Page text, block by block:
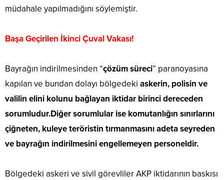
müdahale yapılmadığını söylemiştir.
Başa Geçirilen İkinci Çuval Vakası!
Bayrağın indirilmesinden “çözüm süreci” paranoyasına
kapılan ve bundan dolayı bölgedeki askerin, polisin ve
valilin elini kolunu bağlayan iktidar birinci dereceden
sorumludur.Diğer sorumlular ise komutanlığın sınırlarını
çiğneten, kuleye teröristin tırmanmasını adeta seyreden
ve bayrağın indirilmesini engellemeyen personeldir.
Bölgedeki askeri ve sivil görevliler AKP iktidarının baskısı